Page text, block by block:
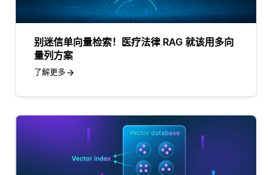
别迷信单向量检索！医疗法律 RAG 就该用多向
量列方案
了解更多